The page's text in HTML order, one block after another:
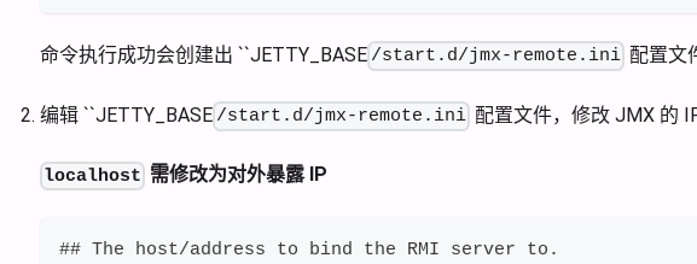
命令执行成功会创建出 ``JETTY_BASE /start.d/jmx-remote.ini 配置文
编辑 ``JETTY_BASE /start.d/jmx-remote.ini 配置文件，修改 JMX 的
localhost 需修改为对外暴露 IP
## The host/address to bind the RMI server to.